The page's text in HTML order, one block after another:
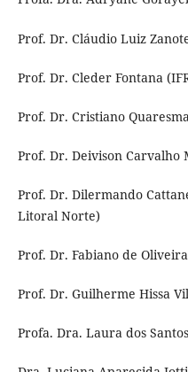
Prof. Dr. Cláudio Luiz
Prof. Dr. Cleder Fontana
Prof. Dr. Cristiano
Prof. Dr. Deivison Carvalho
Prof. Dr. Dilermando
Litoral Norte)
Prof. Dr. Fabiano de
Prof. Dr. Guilherme Hissa
Profa. Dra. Laura dos